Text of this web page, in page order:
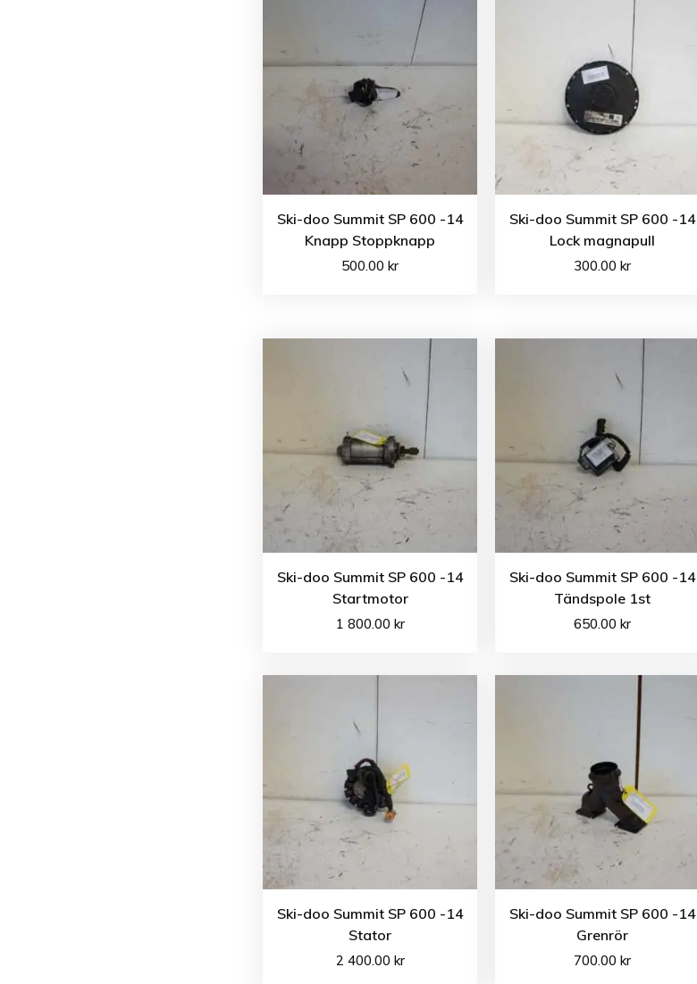
Ski-doo Summit SP 600 -14
Knapp Stoppknapp
500.00kr
Ski-doo Summit SP 600 -14
Lock magnapull
300.00kr
Ski-doo Summit SP 600 -14
Startmotor
1 800.00 kr
Ski-doo Summit SP 600 -14
Tändspole 1st
650.00kr
Ski-doo Summit SP 600 -14
Stator
2 400.00 kr
Ski-doo Summit SP 600 -14
Grenrör
700.00kr